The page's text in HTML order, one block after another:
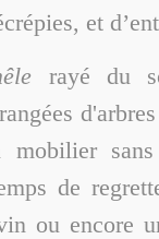
et
rayé du
de
ou encore